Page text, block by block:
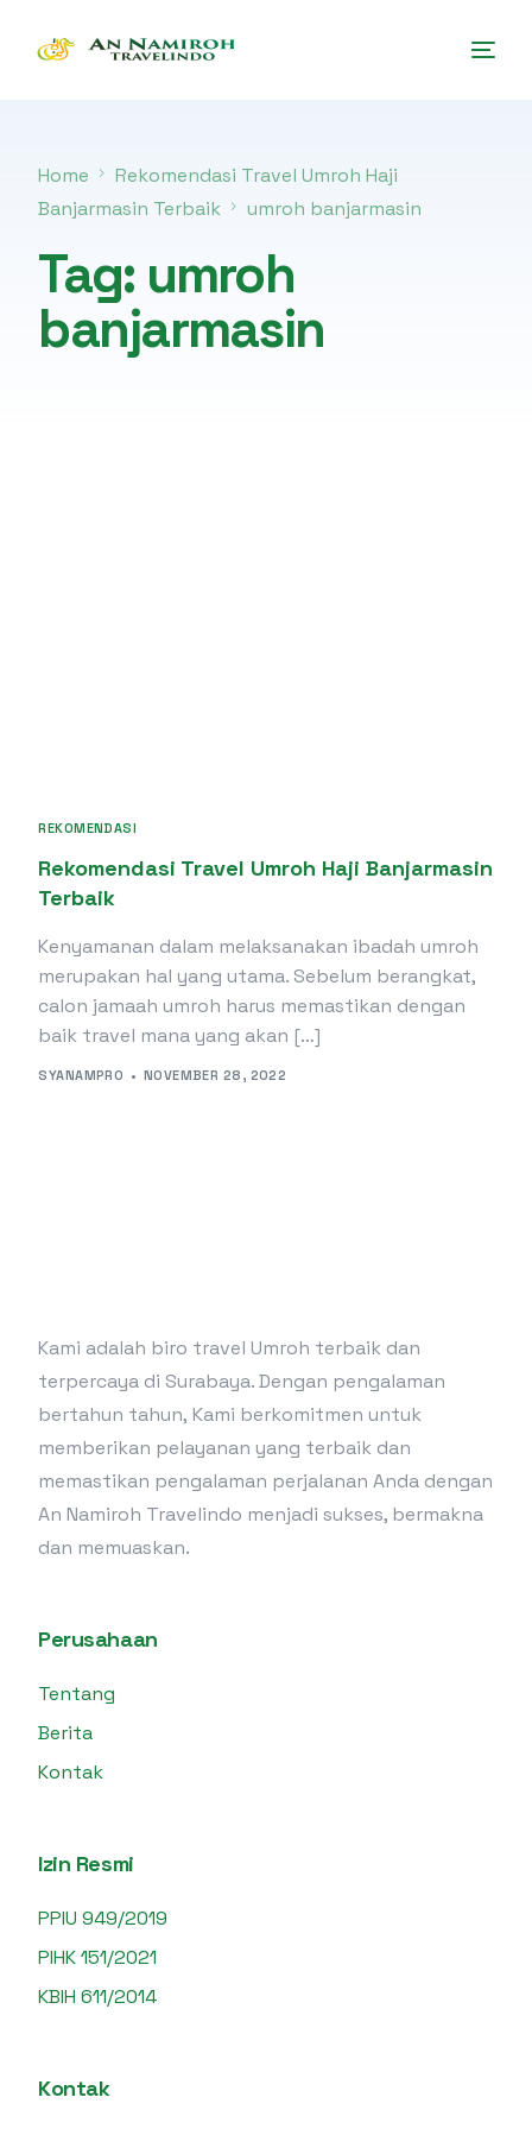
Home
Rekomendasi Travel Umroh Haji
Banjarmasin Terbaik
umroh banjarmasin
Tag: umroh
banjarmasin
REKOMENDASI
Rekomendasi Travel Umroh Haji Banjarmasin
Terbaik
Kenyamanan dalam melaksanakan ibadah umroh
merupakan hal yang utama. Sebelum berangkat,
calon jamaah umroh harus memastikan dengan
baik travel mana yang akan […]
SYANAMPRO NOVEMBER 28, 2022
Kami adalah biro travel Umroh terbaik dan
terpercaya di Surabaya. Dengan pengalaman
bertahun tahun, Kami berkomitmen untuk
memberikan pelayanan yang terbaik dan
memastikan pengalaman perjalanan Anda dengan
An Namiroh Travelindo menjadi sukses, bermakna
dan memuaskan.
Perusahaan
Tentang
Berita
Kontak
Izin Resmi
PPIU 949/2019
PIHK 151/2021
KBIH 611/2014
Kontak